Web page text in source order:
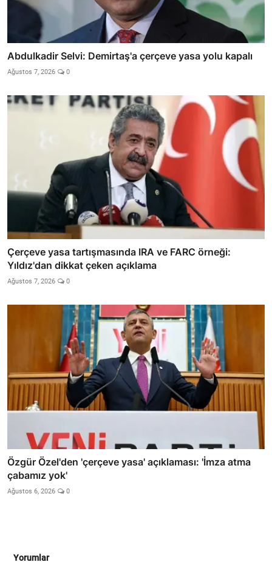
Abdulkadir Selvi: Demirtaş'a çerçeve yasa yolu kapalı
Ağustos 7, 2026 0
Çerçeve yasa tartışmasında IRA ve FARC örneği:
Yıldız'dan dikkat çeken açıklama
Ağustos 7, 2026 0
Özgür Özel'den 'çerçeve yasa' açıklaması: 'İmza atma
çabamız yok'
Ağustos 6, 2026 0
Yorumlar